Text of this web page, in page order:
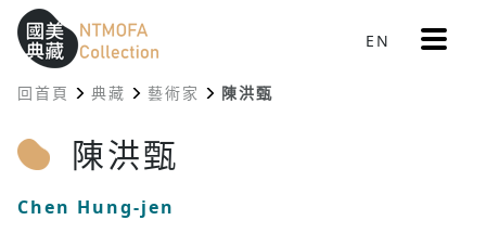
跳到中間主要內容區
網站導覽
::: EN 更
多
:::
回首頁 典藏 藝術家 陳洪甄
陳洪甄
Chen Hung-jen